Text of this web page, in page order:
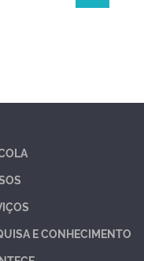
E CONHECIMENTO